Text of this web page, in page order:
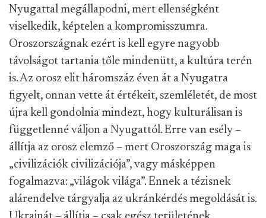
Nyugattal megállapodni, mert ellenségként
viselkedik, képtelen a kompromisszumra.
Oroszországnak ezért is kell egyre nagyobb
távolságot tartania tőle mindenütt, a kultúra terén
is.Az orosz elit háromszáz éven át a Nyugatra
figyelt, onnan vette át értékeit, szemléletét, de most
újra kell gondolnia mindezt, hogy kulturálisan is
függetlenné váljon a Nyugattól. Erre van esély –
állítja az orosz elemző – mert Oroszország maga is
„civilizációk civilizációja”, vagy másképpen
fogalmazva: „világok világa”. Ennek a tézisnek
alárendelve tárgyalja az ukránkérdés megoldását is.